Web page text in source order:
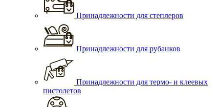
Принадлежности для степлеров
Принадлежности для рубанков
Принадлежности для термо- и клеевых
пистолетов